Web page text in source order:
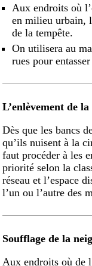
Aux endroits où
en milieu urbain,
de la tempête.
On utilisera au
rues pour
L’enlèvement de la
Dès que les bancs
qu’ils nuisent à la
faut procéder à les
priorité selon la
réseau et l’espace
l’un ou l’autre des
Soufflage de la
Aux endroits où de